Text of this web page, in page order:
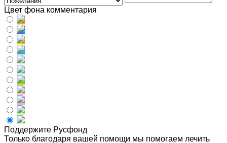
Цвет фона комментария
Поддержите Русфонд
Только благодаря вашей помощи мы помогаем лечить